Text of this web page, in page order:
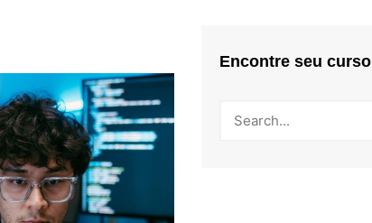
Encontre seu curso